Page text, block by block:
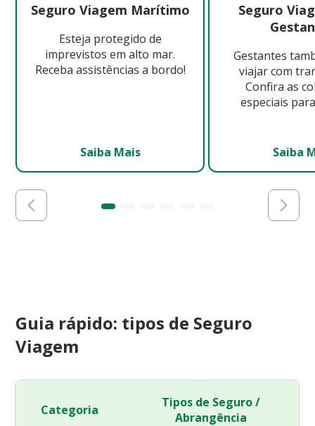
Seguro Viagem Marítimo
Esteja protegido de
imprevistos em alto mar.
Receba assistências a bordo!
Saiba Mais
Seguro
Gestantes
viajar com
Confira as
especiais
Saiba
Guia rápido: tipos de Seguro
Viagem
Categoria
Tipos de Seguro /
Abrangência